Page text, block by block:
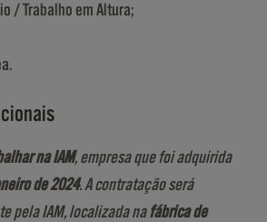
/ Trabalho em Altura;
na IAM, empresa que foi adquirida
de 2024. A contratação será
pela IAM, localizada nafábrica de